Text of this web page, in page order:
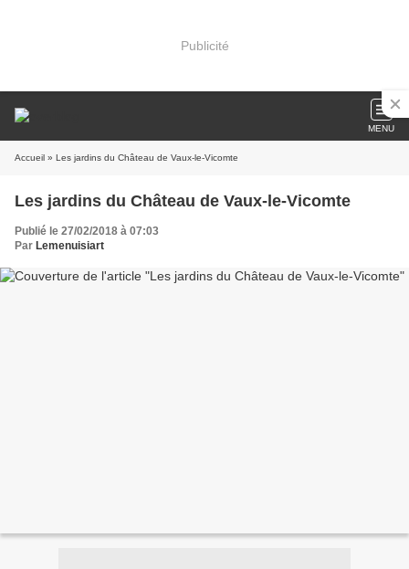
Publicité
MENU
Accueil » Les jardins du Château de Vaux-le-Vicomte
Les jardins du Château de Vaux-le-Vicomte
Publié le 27/02/2018 à 07:03
Par Lemenuisiart